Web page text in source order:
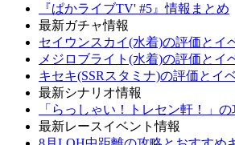
『ぱかライブTV' #5』情報まとめ
最新ガチャ情報
セイウンスカイ(水着)の評価とイ
メジロブライト(水着)の評価とイ
キセキ(SSRスタミナ)の評価とイ
最新シナリオ情報
「らっしゃい！トレセン軒！」
最新レースイベント情報